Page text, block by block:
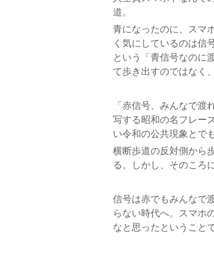
道。
青になったのに、スマ
く気にしているのは信
という「青信号なのに
て歩き出すのではなく
「赤信号、みんなで
写する昭和の名フレー
い令和の公共現象とで
横断歩道の反対側から
る。しかし、そのころ
信号は赤でもみんなで
らない時代へ。スマホ
なと思ったということ